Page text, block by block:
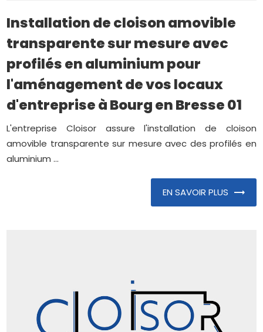
Installation de cloison amovible
transparente sur mesure avec
profilés en aluminium pour
l'aménagement de vos locaux
d'entreprise à Bourg en Bresse 01
L'entreprise Cloisor assure l'installation de cloison
amovible transparente sur mesure avec des profilés en
aluminium ...
EN SAVOIR PLUS